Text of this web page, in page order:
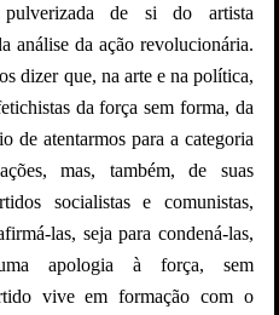
de si do artista
análise da ação revolucionária.
dizer que, na arte e na política,
da força sem forma, da
de atentarmos para a categoria
mas, também, de suas
socialistas e comunistas,
las, seja para condená-las,
apologia à força, sem
vive em formação com o